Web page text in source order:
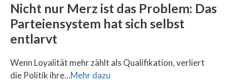
Nicht nur Merz ist das Problem: Das
Parteiensystem hat sich selbst
entlarvt
Wenn Loyalität mehr zählt als Qualifikation, verliert
die Politik ihre...Mehr dazu